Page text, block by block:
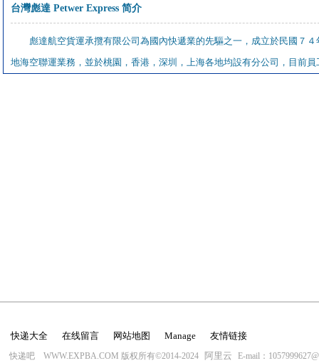
台灣彪達 Petwer Express 简介
彪達航空貨運承攬有限公司為國內快遞業的先驅之一，成立於民國７
地海空聯運業務，並於桃園，香港，深圳，上海各地均設有分公司，目前員
快递大全 在线留言 网站地图 Manage 友情链接
快递吧 WWW.EXPBA.COM 版权所有©2014-2024 阿里云 E-mail：